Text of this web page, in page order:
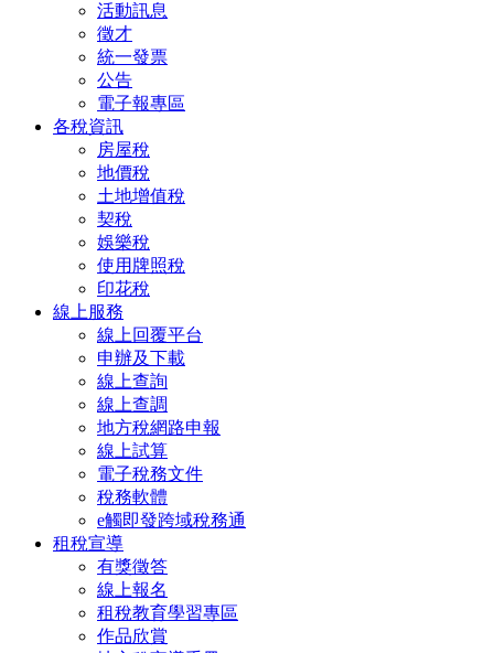
活動訊息
徵才
統一發票
公告
電子報專區
各稅資訊
房屋稅
地價稅
土地增值稅
契稅
娛樂稅
使用牌照稅
印花稅
線上服務
線上回覆平台
申辦及下載
線上查詢
線上查調
地方稅網路申報
線上試算
電子稅務文件
稅務軟體
e觸即發跨域稅務通
租稅宣導
有獎徵答
線上報名
租稅教育學習專區
作品欣賞